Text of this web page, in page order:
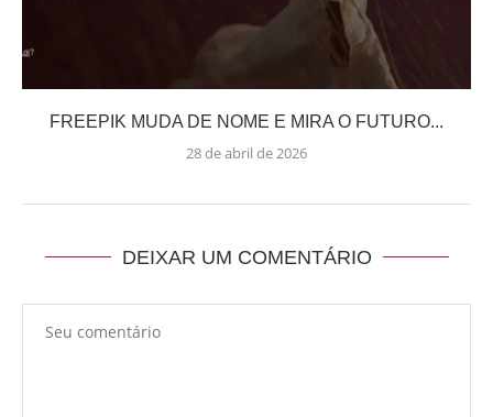
FREEPIK MUDA DE NOME E MIRA O FUTURO...
28 de abril de 2026
DEIXAR UM COMENTÁRIO